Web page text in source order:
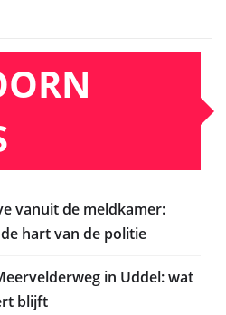
vanuit de meldkamer:
hart van de politie
in Uddel: wat
blijft